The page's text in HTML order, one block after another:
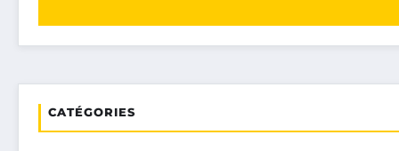
CATÉGORIES